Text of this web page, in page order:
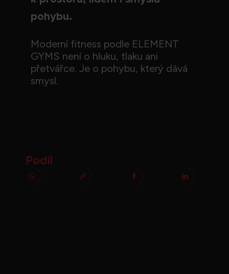
pohybu.
Moderní fitness podle ELEMENT
GYMS není o hluku, tlaku ani
přetvářce. Je o pohybu, který dává
smysl.
Podíl